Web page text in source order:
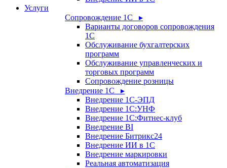
Услуги
Сопровождение 1С ▸
Варианты договоров сопровождения
1С
Обслуживание бухгалтерских
программ
Обслуживание управленческих и
торговых программ
Сопровождение розницы
Внедрение 1С ▸
Внедрение 1С-ЭПД
Внедрение 1С:УНФ
Внедрение 1С:Фитнес-клуб
Внедрение BI
Внедрение Битрикс24
Внедрение ИИ в 1С
Внедрение маркировки
Реальная автоматизация